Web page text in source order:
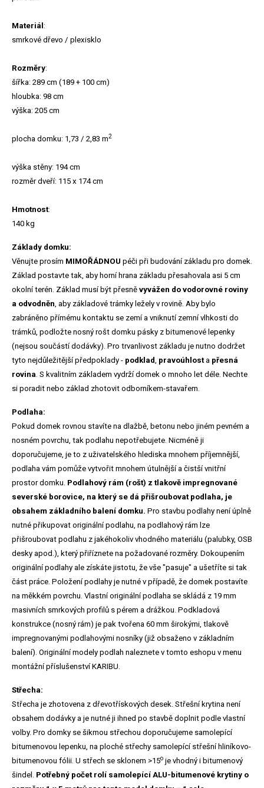
Materiál :
smrkové dřevo / plexisklo
Rozměry:
šířka: 289 cm (189 + 100 cm)
hloubka: 98 cm
výška: 205 cm
plocha domku: 1,73 / 2,83 m2
výška stěny: 194 cm
rozměr dveří: 115 x 174 cm
Hmotnost:
140 kg
Základy domku:
Věnujte prosím MIMOŘÁDNOU péči při budování základu pro domek.
Základ postavte tak, aby horní hrana základu přesahovala asi 5 cm
okolní terén. Základ musí být přesně vyvážen do vodorovné roviny
a odvodněn, aby základové trámky ležely v rovině. Aby bylo
zabráněno přímému kontaktu se zemí a vniknutí zemní vlhkosti do
trámků, podložte nosný rošt domku pásky z bitumenové lepenky
(nejsou součástí dodávky). Pro trvanlivost základu je nutno dodržet
tyto nejdůležitější předpoklady - podklad, pravoúhlosta přesná
rovina. S kvalitním základem vydrží domek o mnoho let déle. Nechte
si poradit nebo základ zhotovit odborníkem-stavařem.
Podlaha:
Pokud domek rovnou stavíte na dlažbě, betonu nebo jiném pevném a
nosném povrchu, tak podlahu nepotřebujete. Nicméně ji
doporučujeme, je to z uživatelského hlediska mnohem příjemnější,
podlaha vám pomůže vytvořit mnohem útulnější a čistší vnitřní
prostor domku. Podlahový rám (rošt) z tlakově impregnované
severské borovice, na který se dá přišroubovat podlaha, je
obsahem základního balení domku. Pro stavbu podlahy není úplně
nutné přikupovat originální podlahu, na podlahový rám lze
přišroubovat podlahu z jakéhokoliv vhodného materiálu (palubky, OSB
desky apod.), který přiříznete na požadované rozměry. Dokoupením
originální podlahy ale získáte jistotu, že vše "pasuje" a ušetříte si tak
část práce. Položení podlahy je nutné v případě, že domek postavíte
na měkkém povrchu. Vlastní originální podlaha se skládá z 19 mm
masivních smrkových profilů s pérem a drážkou. Podkladová
konstrukce (nosný rám) je pak tvořena 60 mm širokými, tlakově
impregnovanými podlahovými nosníky (již obsaženo v základním
balení). Originální modely podlah naleznete v tomto eshopu v menu
montážní příslušenství KARIBU.
Střecha:
Střecha je zhotovena z dřevotřískových desek. Střešní krytina není
obsahem dodávky a je nutné ji ihned po stavbě doplnit podle vlastní
volby. Pro domky se šikmou střechou doporučujeme samolepící
bitumenovou lepenku, na ploché střechy samolepící střešní hliníkovo-
bitumenovou fólii. U střech se sklonem >15o je vhodný i bitumenový
šindel. Potřebný počet rolí samolepící ALU-bitumenové krytiny o